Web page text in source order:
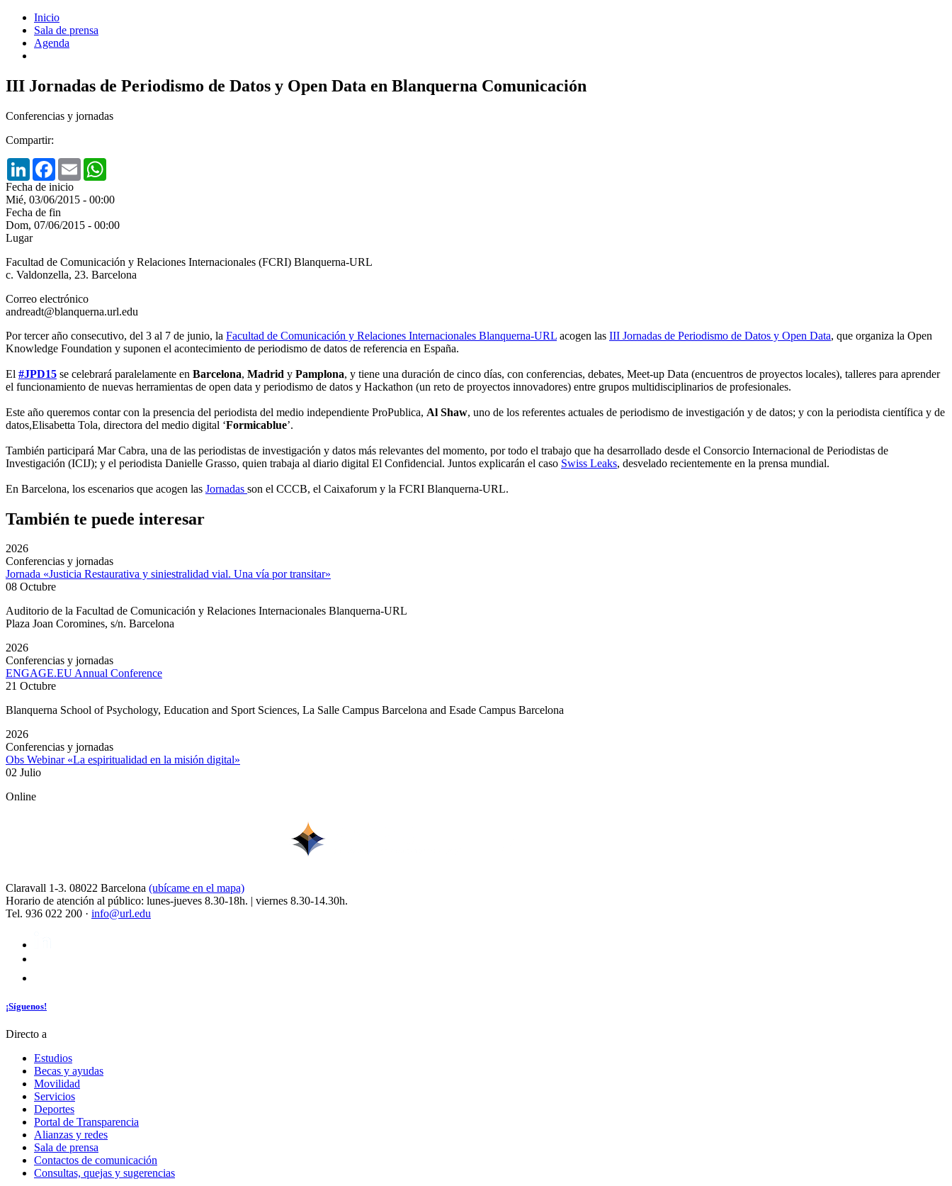
Inicio
Sala de prensa
Agenda
III Jornadas de Periodismo de Datos y Open Data en Blanquerna Comunicación
Conferencias y jornadas
Compartir:
LinkedInFacebook
Email
Fecha de inicio
Mié, 03/06/2015 - 00:00
Fecha de fin
Dom, 07/06/2015 - 00:00
Lugar
Facultad de Comunicación y Relaciones Internacionales (FCRI) Blanquerna-URL
c. Valdonzella, 23. Barcelona
Correo electrónico
andreadt@blanquerna.url.edu
Por tercer año consecutivo, del 3 al 7 de junio, la Facultad de Comunicación y Relaciones Internacionales Blanquerna-URL acogen las III Jornadas de Periodismo de Datos y Open Data, que organiza la Open
Knowledge Foundation y suponen el acontecimiento de periodismo de datos de referencia en España.
El #JPD15 se celebrará paralelamente en Barcelona, Madrid y Pamplona, y tiene una duración de cinco días, con conferencias, debates, Meet-up Data (encuentros de proyectos locales), talleres para aprender
el funcionamiento de nuevas herramientas de open data y periodismo de datos y Hackathon (un reto de proyectos innovadores) entre grupos multidisciplinarios de profesionales.
Este año queremos contar con la presencia del periodista del medio independiente ProPublica, Al Shaw, uno de los referentes actuales de periodismo de investigación y de datos; y con la periodista científica y de
datos,Elisabetta Tola, directora del medio digital ‘Formicablue’.
También participará Mar Cabra, una de las periodistas de investigación y datos más relevantes del momento, por todo el trabajo que ha desarrollado desde el Consorcio Internacional de Periodistas de
Investigación (ICIJ); y el periodista Danielle Grasso, quien trabaja al diario digital El Confidencial. Juntos explicarán el caso Swiss Leaks, desvelado recientemente en la prensa mundial.
En Barcelona, los escenarios que acogen las Jornadas son el CCCB, el Caixaforum y la FCRI Blanquerna-URL.
También te puede interesar
2026
Conferencias y jornadas
Jornada «Justicia Restaurativa y siniestralidad vial. Una vía por transitar»
08 Octubre
Auditorio de la Facultad de Comunicación y Relaciones Internacionales Blanquerna-URL
Plaza Joan Coromines, s/n. Barcelona
2026
Conferencias y jornadas
ENGAGE.EU Annual Conference
21 Octubre
Blanquerna School of Psychology, Education and Sport Sciences, La Salle Campus Barcelona and Esade Campus Barcelona
2026
Conferencias y jornadas
Obs Webinar «La espiritualidad en la misión digital»
02 Julio
Online
Claravall 1-3. 08022 Barcelona (ubícame en el mapa)
Horario de atención al público: lunes-jueves 8.30-18h. | viernes 8.30-14.30h.
Tel. 936 022 200 · info@url.edu
¡Síguenos!
Directo a
Estudios
Becas y ayudas
Movilidad
Servicios
Deportes
Portal de Transparencia
Alianzas y redes
Sala de prensa
Contactos de comunicación
Consultas, quejas y sugerencias